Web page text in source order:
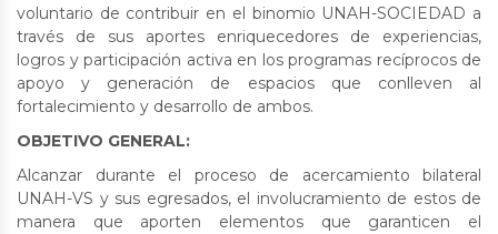
voluntario de contribuir en el binomio UNAH-SOCIEDAD a
través de sus aportes enriquecedores de experiencias,
logros y participación activa en los programas recíprocos de
apoyo y generación de espacios que conlleven al
fortalecimiento y desarrollo de ambos.
OBJETIVO GENERAL:
Alcanzar durante el proceso de acercamiento bilateral
UNAH-VS y sus egresados, el involucramiento de estos de
manera que aporten elementos que garanticen el